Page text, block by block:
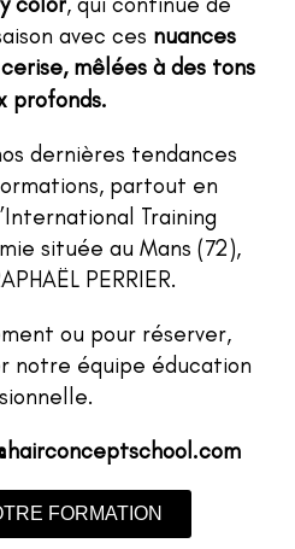
avec ces nuances
mêlées à des tons
profonds.
dernières tendances
partout en
Training
située au Mans (72),
PERRIER.
ou pour réserver,
notre équipe éducation
FORMATION